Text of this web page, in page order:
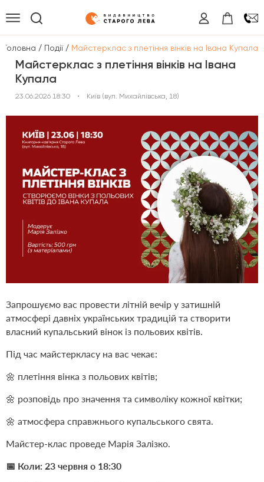
Головна / Події / Майстерклас з плетіння вінків на Івана Купала
Майстерклас з плетіння вінків на Івана
Купала
23.06.2026 18:30 • Київ (вул. Михайлівська, 18)
Запрошуємо вас провести літній вечір у затишній
атмосфері давніх українських традицій та створити
власний купальський вінок із польових квітів.
Під час майстеркласу на вас чекає:
🌼 плетіння вінка з польових квітів;
🌼 розповідь про значення та символіку кожної квітки;
🌼 атмосфера справжнього купальського свята.
Майстер-клас проведе Марія Залізко.
📅 Коли: 23 червня о 18:30